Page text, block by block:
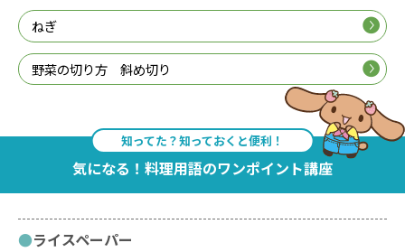
ねぎ
野菜の切り方 斜め切り
知ってた？知っておくと便利！
気になる！料理用語のワンポイント講座
ライスペーパー